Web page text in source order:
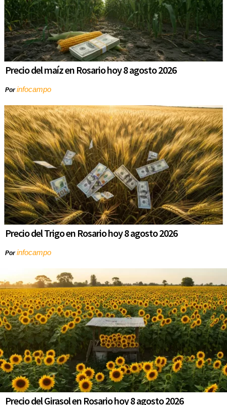
Precio del maíz en Rosario hoy 8 agosto 2026
Porinfocampo
Precio del Trigo en Rosario hoy 8 agosto 2026
Porinfocampo
Precio del Girasol en Rosario hoy 8 agosto 2026